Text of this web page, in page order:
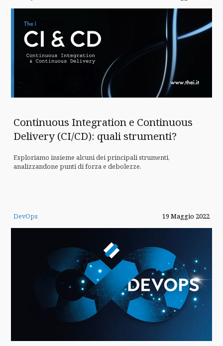
Continuous Integration e Continuous
Delivery (CI/CD): quali strumenti?
Esploriamo insieme alcuni dei principali strumenti,
analizzandone punti di forza e debolezze.
DevOps 19 Maggio 2022